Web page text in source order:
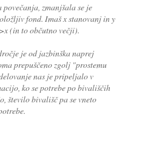
zmanjšala se je
fond. Imaš x stanovanj in y
(in to občutno večji).
je od jazbinška naprej
prepuščeno zgolj "prostemu
nas je pripeljalo v
ko se potrebe po bivališčih
število bivališč pa se vneto